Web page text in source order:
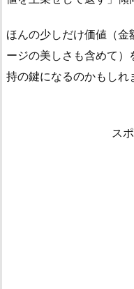
ほんの少しだけ価値（
ージの美しさも含めて
持の鍵になるのかもしれ
ス